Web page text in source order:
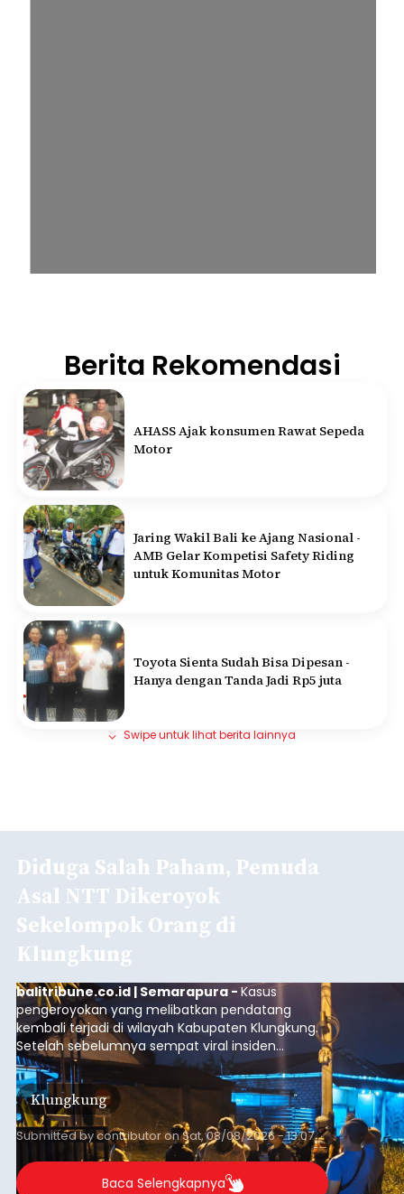
Berita Rekomendasi
AHASS Ajak konsumen Rawat Sepeda
Motor
Jaring Wakil Bali ke Ajang Nasional -
AMB Gelar Kompetisi Safety Riding
untuk Komunitas Motor
Toyota Sienta Sudah Bisa Dipesan -
Hanya dengan Tanda Jadi Rp5 juta
Swipe untuk lihat berita lainnya
Diduga Salah Paham, Pemuda
Asal NTT Dikeroyok
Sekelompok Orang di
Klungkung
balitribune.co.id | Semarapura -Kasus
pengeroyokan yang melibatkan pendatang
kembali terjadi di wilayah Kabupaten Klungkung.
Setelah sebelumnya sempat viral insiden
keributan di barat Pasar Galiran, peristiwa serupa
kini menimpa seorang pemuda asal Kabupaten
Sumba Barat Daya (SBD), Nusa Tenggara Timur
(NTT).
Klungkung
Submitted bycontributoronSat, 08/08/2026 - 13:07
Baca Selengkapnya